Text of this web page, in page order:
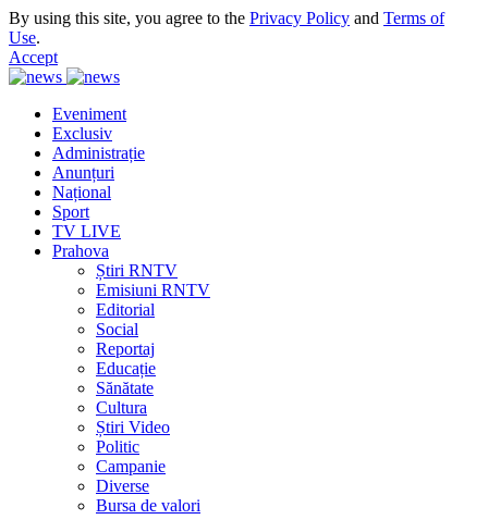
By using this site, you agree to the Privacy Policy and Terms of
Use.
Accept
Eveniment
Exclusiv
Administrație
Anunțuri
Național
Sport
TV LIVE
Prahova
Știri RNTV
Emisiuni RNTV
Editorial
Social
Reportaj
Educație
Sănătate
Cultura
Știri Video
Politic
Campanie
Diverse
Bursa de valori